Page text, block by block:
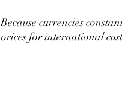
Because currencies
prices for international